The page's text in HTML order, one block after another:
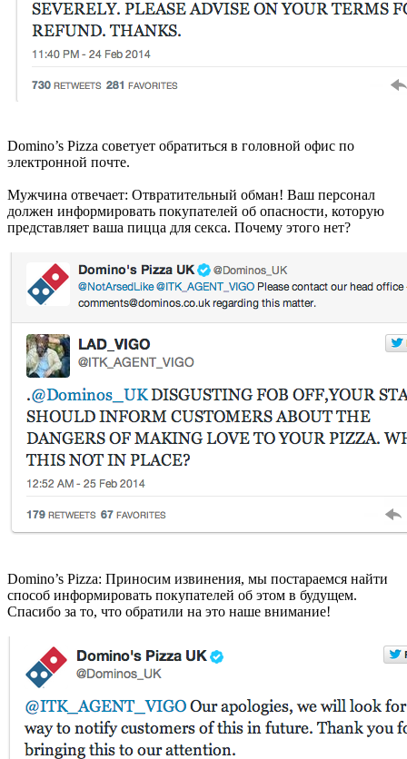
Domino’s Pizza советует обратиться в головной офис по
электронной почте.
Мужчина отвечает: Отвратительный обман! Ваш персонал
должен информировать покупателей об опасности, которую
представляет ваша пицца для секса. Почему этого нет?
Domino’s Pizza: Приносим извинения, мы постараемся найти
способ информировать покупателей об этом в будущем.
Спасибо за то, что обратили на это наше внимание!